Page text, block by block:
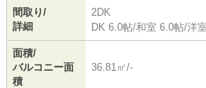
間取り/
詳細
2DK
DK 6.0帖/和室 6.0帖/洋
面積/
バルコニー面
積
36.81㎡/-